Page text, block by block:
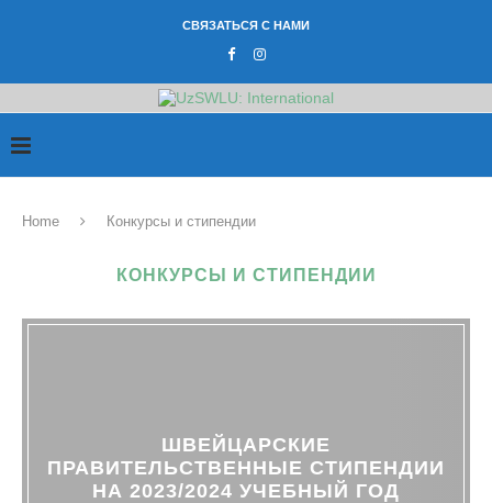
СВЯЗАТЬСЯ С НАМИ
Home Конкурсы и стипендии
КОНКУРСЫ И СТИПЕНДИИ
ШВЕЙЦАРСКИЕ
ПРАВИТЕЛЬСТВЕННЫЕ СТИПЕНДИИ
НА 2023/2024 УЧЕБНЫЙ ГОД